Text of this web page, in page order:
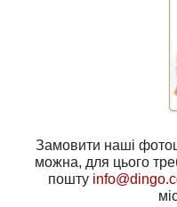
Замовити наші
можна, для цього треба написати нам на електронну
пошту